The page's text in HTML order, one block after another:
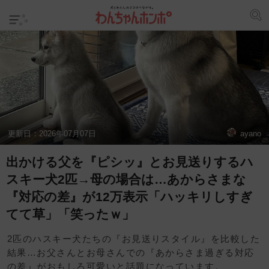
更新日： 2026年07月07日 ayano
出かける父を『ピシッ』とお見送りするハ
スキー犬2匹→母の場合は…あからさまな
『対応の差』が12万表示「ハッキリしすぎ
てて草」「笑ったｗ」
2匹のハスキー犬たちの『お見送りスタイル』を比較した
結果…お父さんとお母さんでの『あからさま過ぎる対応
の差』がおもしろ可愛いと話題になっています。